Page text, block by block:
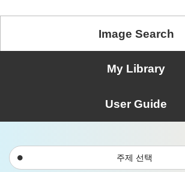
Image Search
My Library
User Guide
주제 선택